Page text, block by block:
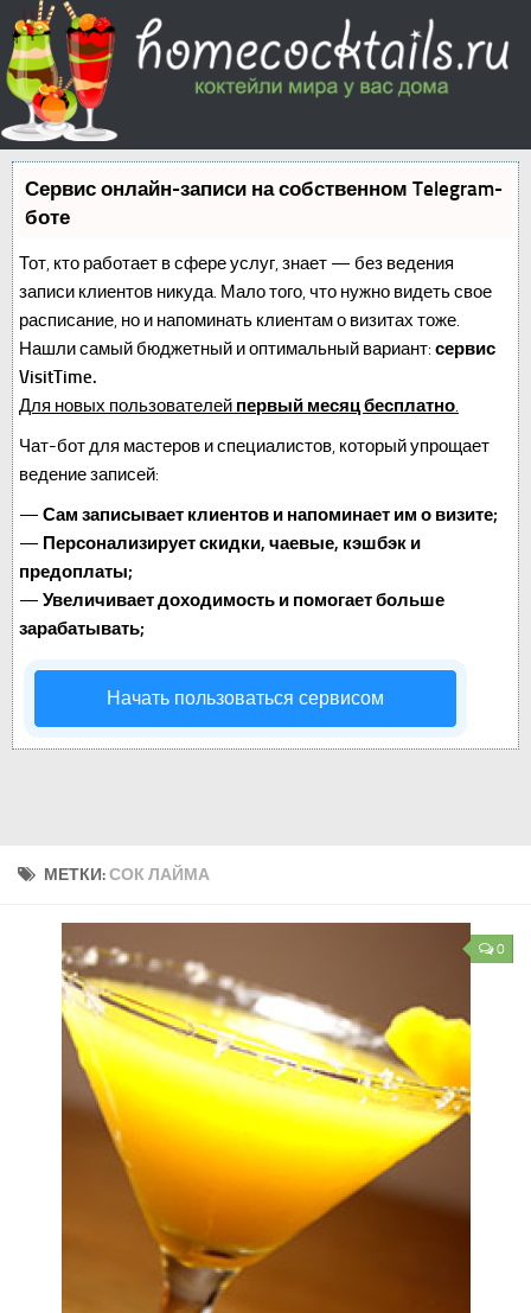
Сервис онлайн-записи на собственном Telegram-
боте
Тот, кто работает в сфере услуг, знает — без ведения
записи клиентов никуда. Мало того, что нужно видеть свое
расписание, но и напоминать клиентам о визитах тоже.
Нашли самый бюджетный и оптимальный вариант: сервис
VisitTime.
Для новых пользователей первый месяц бесплатно.
Чат-бот для мастеров и специалистов, который упрощает
ведение записей:
— Сам записывает клиентов и напоминает им о визите;
— Персонализирует скидки, чаевые, кэшбэк и
предоплаты;
— Увеличивает доходимость и помогает больше
зарабатывать;
Начать пользоваться сервисом
МЕТКИ:СОК ЛАЙМА
0